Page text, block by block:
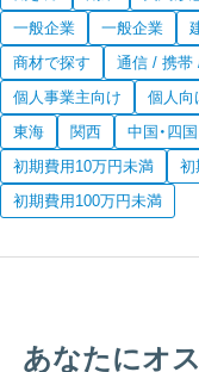
一般企業
一般企業
商材で探す
通信 / 携帯
個人事業主向け
個人向
東海
関西 中国・四国
初期費用10万円未満
初
初期費用100万円未満
あなたにオ